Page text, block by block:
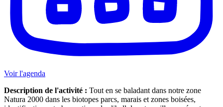
Voir l'agenda
Description de l'activité : Tout en se baladant dans notre zone
Natura 2000 dans les biotopes parcs, marais et zones boisées,